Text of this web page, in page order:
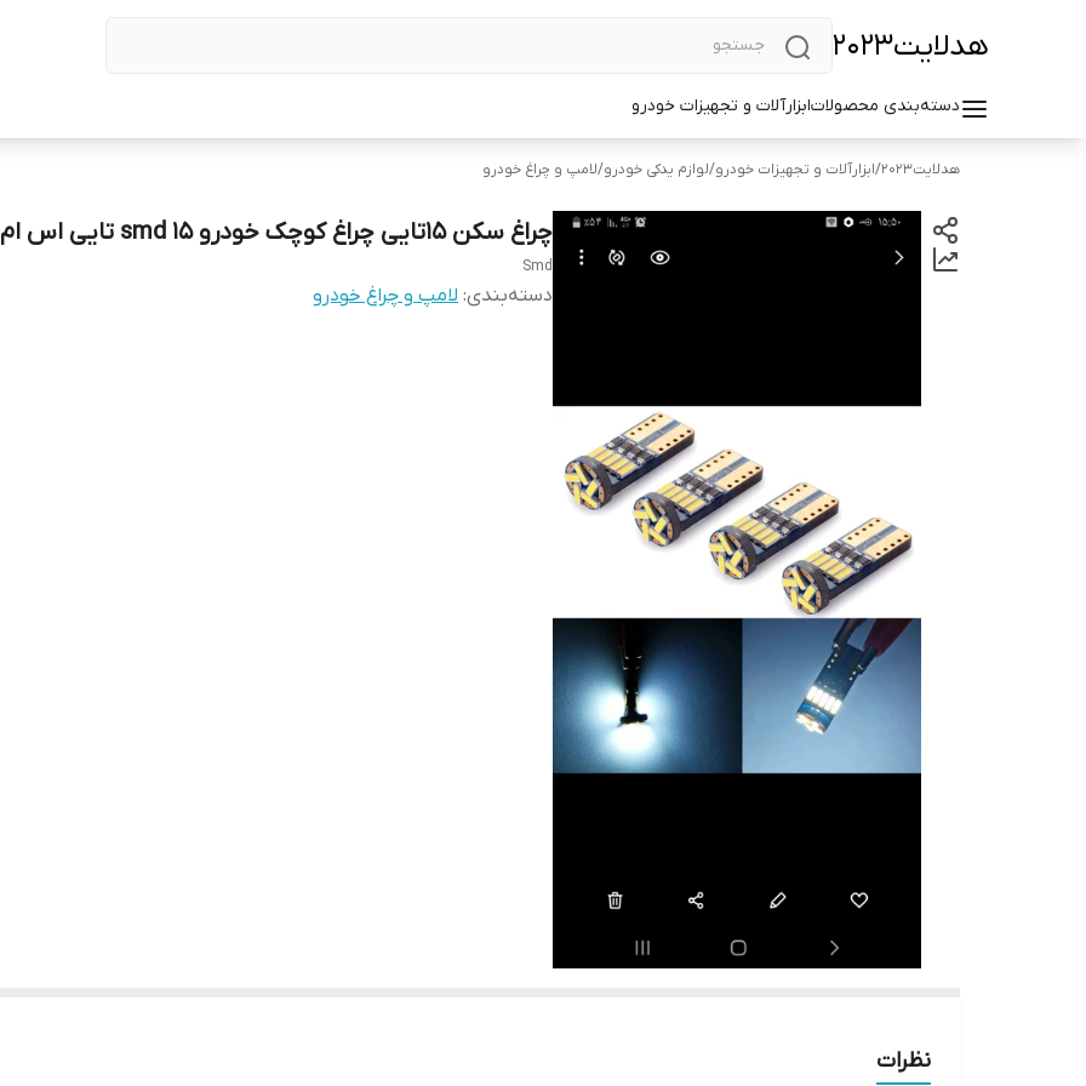
هد‌لایت2023
دسته‌بندی محصولاتابزارآلات و تجهیزات خودرو
هد‌لایت2023 /ابزارآلات و تجهیزات خودرو/لوازم یدکی خودرو/لامپ و چراغ خودرو
چراغ سکن ۱۵تایی چراغ کوچک خودرو smd ۱۵ تایی اس ام دی
Smd
دسته‌بندی: لامپ و چراغ خودرو
نظرات